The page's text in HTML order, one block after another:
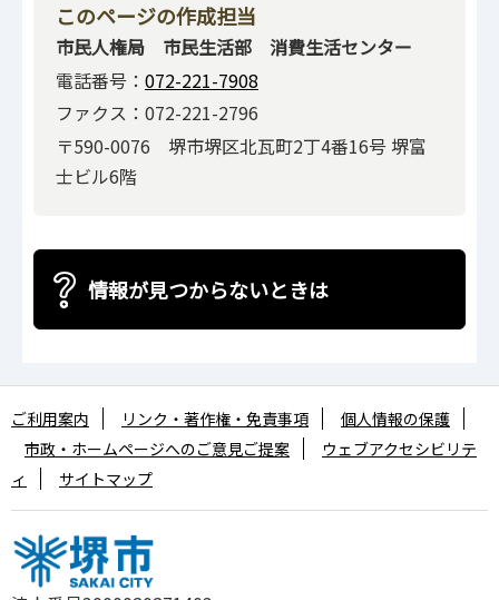
このページの作成担当
市民人権局 市民生活部 消費生活センター
電話番号： 072-221-7908
ファクス：072-221-2796
〒590-0076 堺市堺区北瓦町2丁4番16号 堺富
士ビル6階
情報が見つからないときは
ご利用案内 リンク・著作権・免責事項
個人情報の保護
市政・ホームページへのご意見ご提案
ウェブアクセシビリテ
ィ
サイトマップ